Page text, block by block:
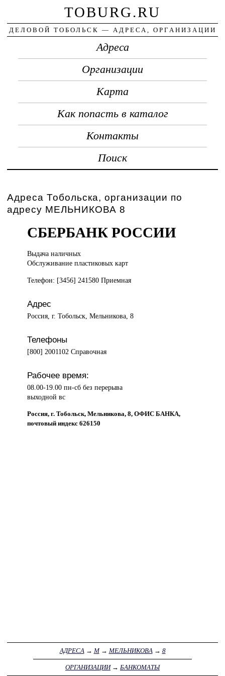
TOBURG.RU
ДЕЛОВОЙ ТОБОЛЬСК — АДРЕСА, ОРГАНИЗАЦИИ
Адреса
Организации
Карта
Как попасть в каталог
Контакты
Поиск
Адреса Тобольска, организации по
адресу МЕЛЬНИКОВА 8
СБЕРБАНК РОССИИ
Выдача наличных
Обслуживание пластиковых карт
Телефон: [3456] 241580 Приемная
Адрес
Россия, г. Тобольск, Мельникова, 8
Телефоны
[800] 2001102 Справочная
Рабочее время:
08.00-19.00 пн-сб без перерыва
выходной вс
Россия, г. Тобольск, Мельникова, 8, ОФИС БАНКА,
почтовый индекс 626150
АДРЕСА→ М→ МЕЛЬНИКОВА→ 8
ОРГАНИЗАЦИИ→ БАНКОМАТЫ